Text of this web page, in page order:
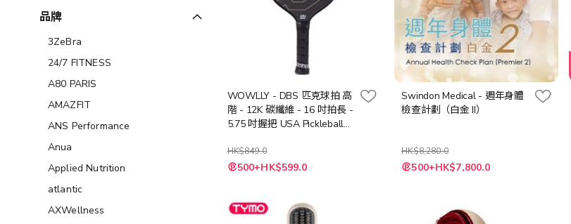
WOWLLY - DBS 匹克球拍 高
階 - 12K 碳纖維 - 16 吋拍長 -
5.75 吋握把 USA Pickleball
HK$849.0
特
殊 500+HK$599.0
Swindon Medical - 週年身體
檢查計劃（白金 II）
HK$8,280.0
特
殊 500+HK$7,800.0
品牌
3ZeBra
24/7 FITNESS
A80 PARIS
AMAZFIT
ANS Performance
Anua
Applied Nutrition
atlantic
AXWellness